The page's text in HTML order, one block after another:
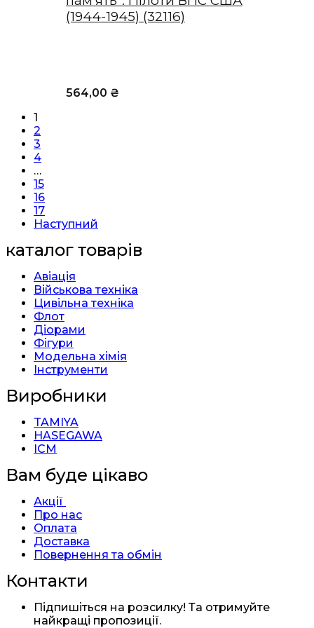
(1944-1945) (32116)
564,00 ₴
1
2
3
4
…
15
16
17
Наступний
каталог товарів
Авіація
Військова техніка
Цивільна техніка
Флот
Діорами
Фігури
Модельна хімія
Інструменти
Виробники
TAMIYA
HASEGAWA
ICM
Вам буде цікаво
Акції
Про нас
Оплата
Доставка
Повернення та обмін
Контакти
Підпишіться на розсилку! Та отримуйте
найкращі пропозиції.